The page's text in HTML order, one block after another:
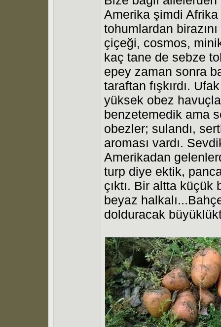
Amerika şimdi
tohumlardan
çiçeği, cosmos,
kaç tane de sebze
epey zaman sonra
taraftan fışkırdı.
yüksek obez
benzetemedik ama
obezler; sulandı,
aroması vardı.
Amerikadan
turp diye ektik,
çıktı. Bir altta küçük
beyaz
dolduracak